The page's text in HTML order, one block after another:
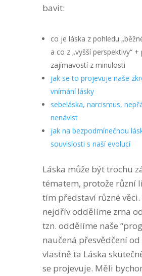
bavit:
co je láska z pohledu
a co z „vyšší perspektivy“ +
zajímavostí z minulosti
jak se to projevuje naše
vnímání lásky
sebeláska, narcismus,
nenávist
jak na bezpodmínečnou
souvislosti s naší evolucí
Láska může být trochu
tématem, protože různí
tím představí různé věci.
nejdřív oddělíme zrna
tzn. oddělíme naše
naučená přesvědčení od
vlastně ta Láska
se projevuje. Měli